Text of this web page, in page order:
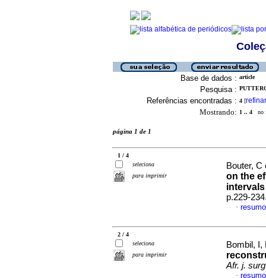
Base de dados : article
Pesquisa :
Referências encontradas : 4 [refinar
Mostrando: 1 .. 4 no
página 1 de 1
1 / 4
seleciona
para imprimir
Bouter,
on the
p.229-
·
2 / 4
seleciona
para imprimir
Bombil, I,
Afr. j.
·